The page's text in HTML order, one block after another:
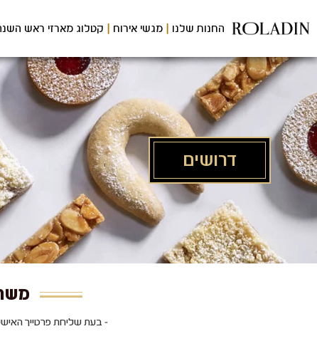
לתוכן
המרכזי
החנות שלנו מגשי אירוח קטלוג מארזי ראש
דרושים
- בעת שליחת פרטייך